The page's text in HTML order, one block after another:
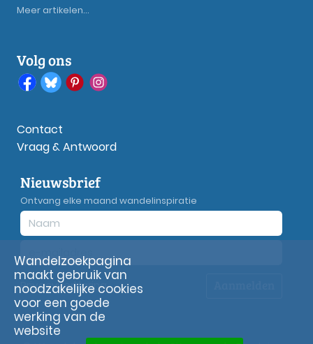
Meer artikelen...
Volg ons
Contact
Vraag & Antwoord
Nieuwsbrief
Ontvang elke maand wandelinspiratie
Privacyverklaring
Wandelzoekpagina
maakt gebruik van
noodzakelijke cookies
voor een goede
werking van de
website